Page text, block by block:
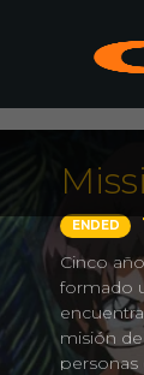
ENDED
Cinco
formado
misión
personas